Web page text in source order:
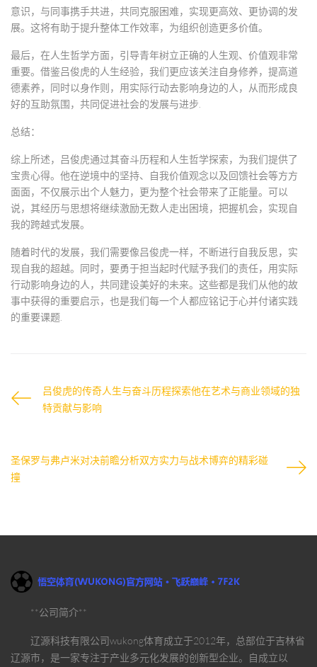
意识，与同事携手共进，共同克服困难，实现更高效、更协调的发
展。这将有助于提升整体工作效率，为组织创造更多价值。
最后，在人生哲学方面，引导青年树立正确的人生观、价值观非常
重要。借鉴吕俊虎的人生经验，我们更应该关注自身修养，提高道
德素养，同时以身作则，用实际行动去影响身边的人，从而形成良
好的互助氛围，共同促进社会的发展与进步.
总结：
综上所述，吕俊虎通过其奋斗历程和人生哲学探索，为我们提供了
宝贵心得。他在逆境中的坚持、自我价值观念以及回馈社会等方方
面面，不仅展示出个人魅力，更为整个社会带来了正能量。可以
说，其经历与思想将继续激励无数人走出困境，把握机会，实现自
我的跨越式发展。
随着时代的发展，我们需要像吕俊虎一样，不断进行自我反思，实
现自我的超越。同时，要勇于担当起时代赋予我们的责任，用实际
行动影响身边的人，共同建设美好的未来。这些都是我们从他的故
事中获得的重要启示，也是我们每一个人都应铭记于心并付诸实践
的重要课题.
吕俊虎的传奇人生与奋斗历程探索他在艺术与商业领域的独
特贡献与影响
圣保罗与弗卢米对决前瞻分析双方实力与战术博弈的精彩碰
撞
**公司简介**
辽源科技有限公司wukong体育成立于2012年，总部位于吉林省
辽源市，是一家专注于产业多元化发展的创新型企业。自成立以